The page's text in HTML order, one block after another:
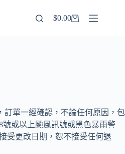
$0.00
訂單一經確認，不論任何原因，包
或以上颱風訊號或黑色暴雨警
受更改日期，恕不接受任何退